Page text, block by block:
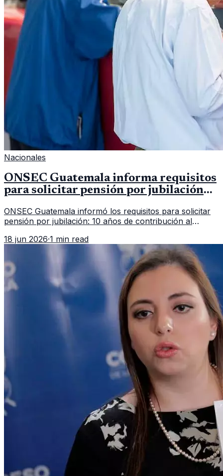
Nacionales
ONSEC Guatemala informa requisitos
para solicitar pensión por jubilación
ONSEC Guatemala informó los requisitos para solicitar
pensión por jubilación: 10 años de contribución al
importar edad.
18 jun 2026·1 min read